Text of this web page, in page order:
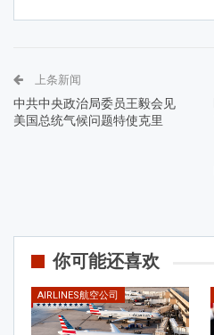
上条新闻
中共中央政治局委员王毅会见
美国总统气候问题特使克里
你可能还喜欢
AIRLINES航空公司